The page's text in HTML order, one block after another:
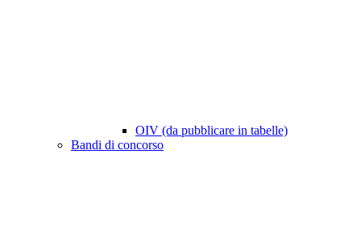
OIV (da pubblicare in tabelle)
Bandi di concorso